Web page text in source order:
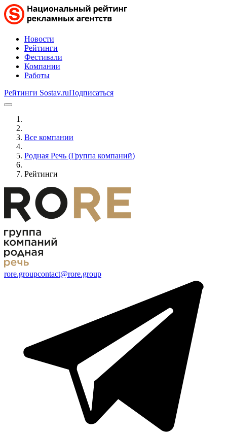
Новости
Рейтинги
Фестивали
Компании
Работы
Рейтинги Sostav.ruПодписаться
Все компании
Родная Речь (Группа компаний)
Рейтинги
rore.groupcontact@rore.group